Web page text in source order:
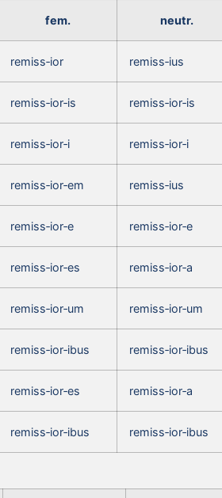
fem. neutr.
remiss‑ior remiss‑ius
remiss‑ior‑is remiss‑ior‑is
remiss‑ior‑i remiss‑ior‑i
remiss‑ior‑em remiss‑ius
remiss‑ior‑e remiss‑ior‑e
remiss‑ior‑es remiss‑ior‑a
remiss‑ior‑um remiss‑ior‑um
remiss‑ior‑ibus remiss‑ior‑ibus
remiss‑ior‑es remiss‑ior‑a
remiss‑ior‑ibus remiss‑ior‑ibus